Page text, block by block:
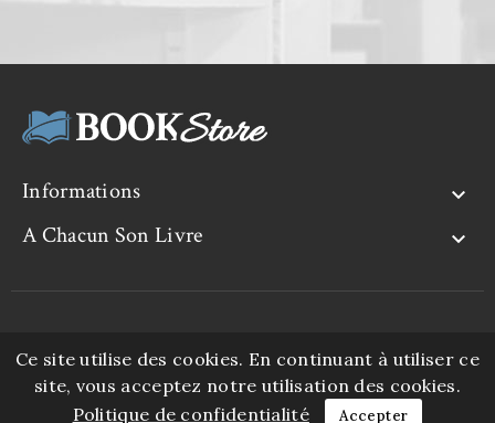
Informations 
A Chacun Son Livre 
Ce site utilise des cookies. En continuant à utiliser ce
site, vous acceptez notre utilisation des cookies.
Politique de confidentialité
Accepter